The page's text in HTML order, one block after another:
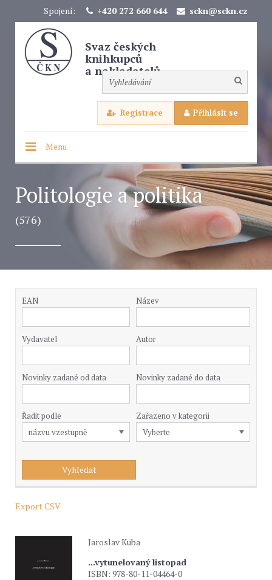
Spojení: +420 272 660 644 sckn@sckn.cz
Svaz českých
knihkupců
a nakladatelů
Registrace Přihlásit se
Menu
Politologie a politika
(576)
EAN Název
Vydavatel Autor
Novinky zadané od data Novinky zadané do data
Řadit podle Zařazeno v kategorii
Export CSV
Jaroslav Kuba
...vytunelovaný listopad
ISBN: 978-80-11-04464-0